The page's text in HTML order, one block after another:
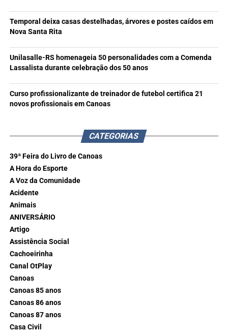
Temporal deixa casas destelhadas, árvores e postes caídos em
Nova Santa Rita
Unilasalle-RS homenageia 50 personalidades com a Comenda
Lassalista durante celebração dos 50 anos
Curso profissionalizante de treinador de futebol certifica 21
novos profissionais em Canoas
CATEGORIAS
39ª Feira do Livro de Canoas
A Hora do Esporte
A Voz da Comunidade
Acidente
Animais
ANIVERSÁRIO
Artigo
Assistência Social
Cachoeirinha
Canal OtPlay
Canoas
Canoas 85 anos
Canoas 86 anos
Canoas 87 anos
Casa Civil